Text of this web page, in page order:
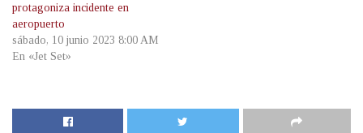
protagoniza incidente en
aeropuerto
sábado, 10 junio 2023 8:00 AM
En «Jet Set»